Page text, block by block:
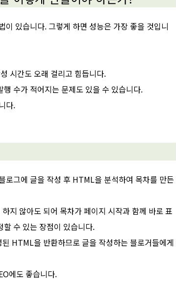
있습니다. 그렇게 하면 성능은 가장 좋을 것입니
시간도 오래 걸리고 힘듭니다.
수가 적어지는 문제도 있을 수 있습니다.
다.
그에 글을 작성 후 HTML을 분석하여 목차를 만든
지 않아도 되어 목차가 페이지 시작과 함께 바로 표
수 있는 장점이 있습니다.
HTML을 반환하므로 글을 작성하는 블로거들에게
에도 좋습니다.